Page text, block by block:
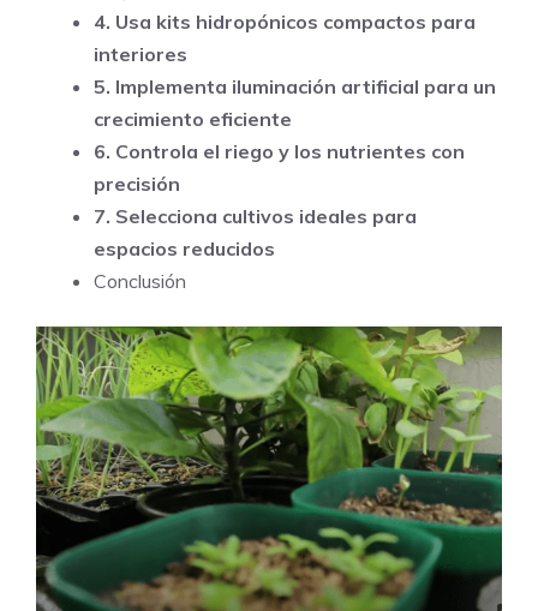
4. Usa kits hidropónicos compactos para
interiores
5. Implementa iluminación artificial para un
crecimiento eficiente
6. Controla el riego y los nutrientes con
precisión
7. Selecciona cultivos ideales para
espacios reducidos
Conclusión